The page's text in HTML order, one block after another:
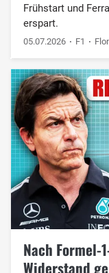
Frühstart und
erspart.
05.07.2026 F1
Nach Formel-
Widerstand